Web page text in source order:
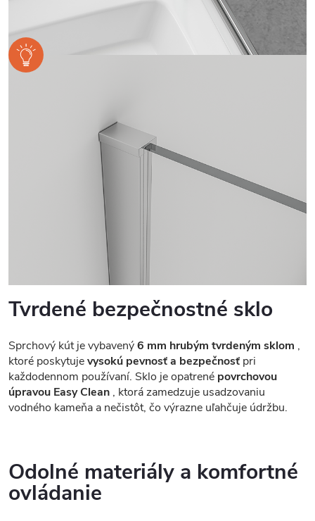
Tvrdené bezpečnostné sklo
Sprchový kút je vybavený6 mm hrubým tvrdeným sklom ,
ktoré poskytujevysokú pevnosť a bezpečnosť pri
každodennom používaní. Sklo je opatrené povrchovou
úpravou Easy Clean , ktorá zamedzuje usadzovaniu
vodného kameňa a nečistôt, čo výrazne uľahčuje údržbu.
Odolné materiály a komfortné
ovládanie